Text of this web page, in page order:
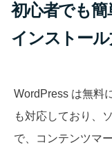
初心者でも
インストー
WordPress は無料
も対応しており、
で、コンテンツマ